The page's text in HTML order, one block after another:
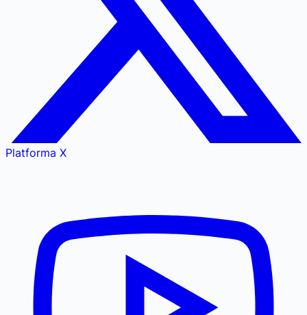
Platforma X